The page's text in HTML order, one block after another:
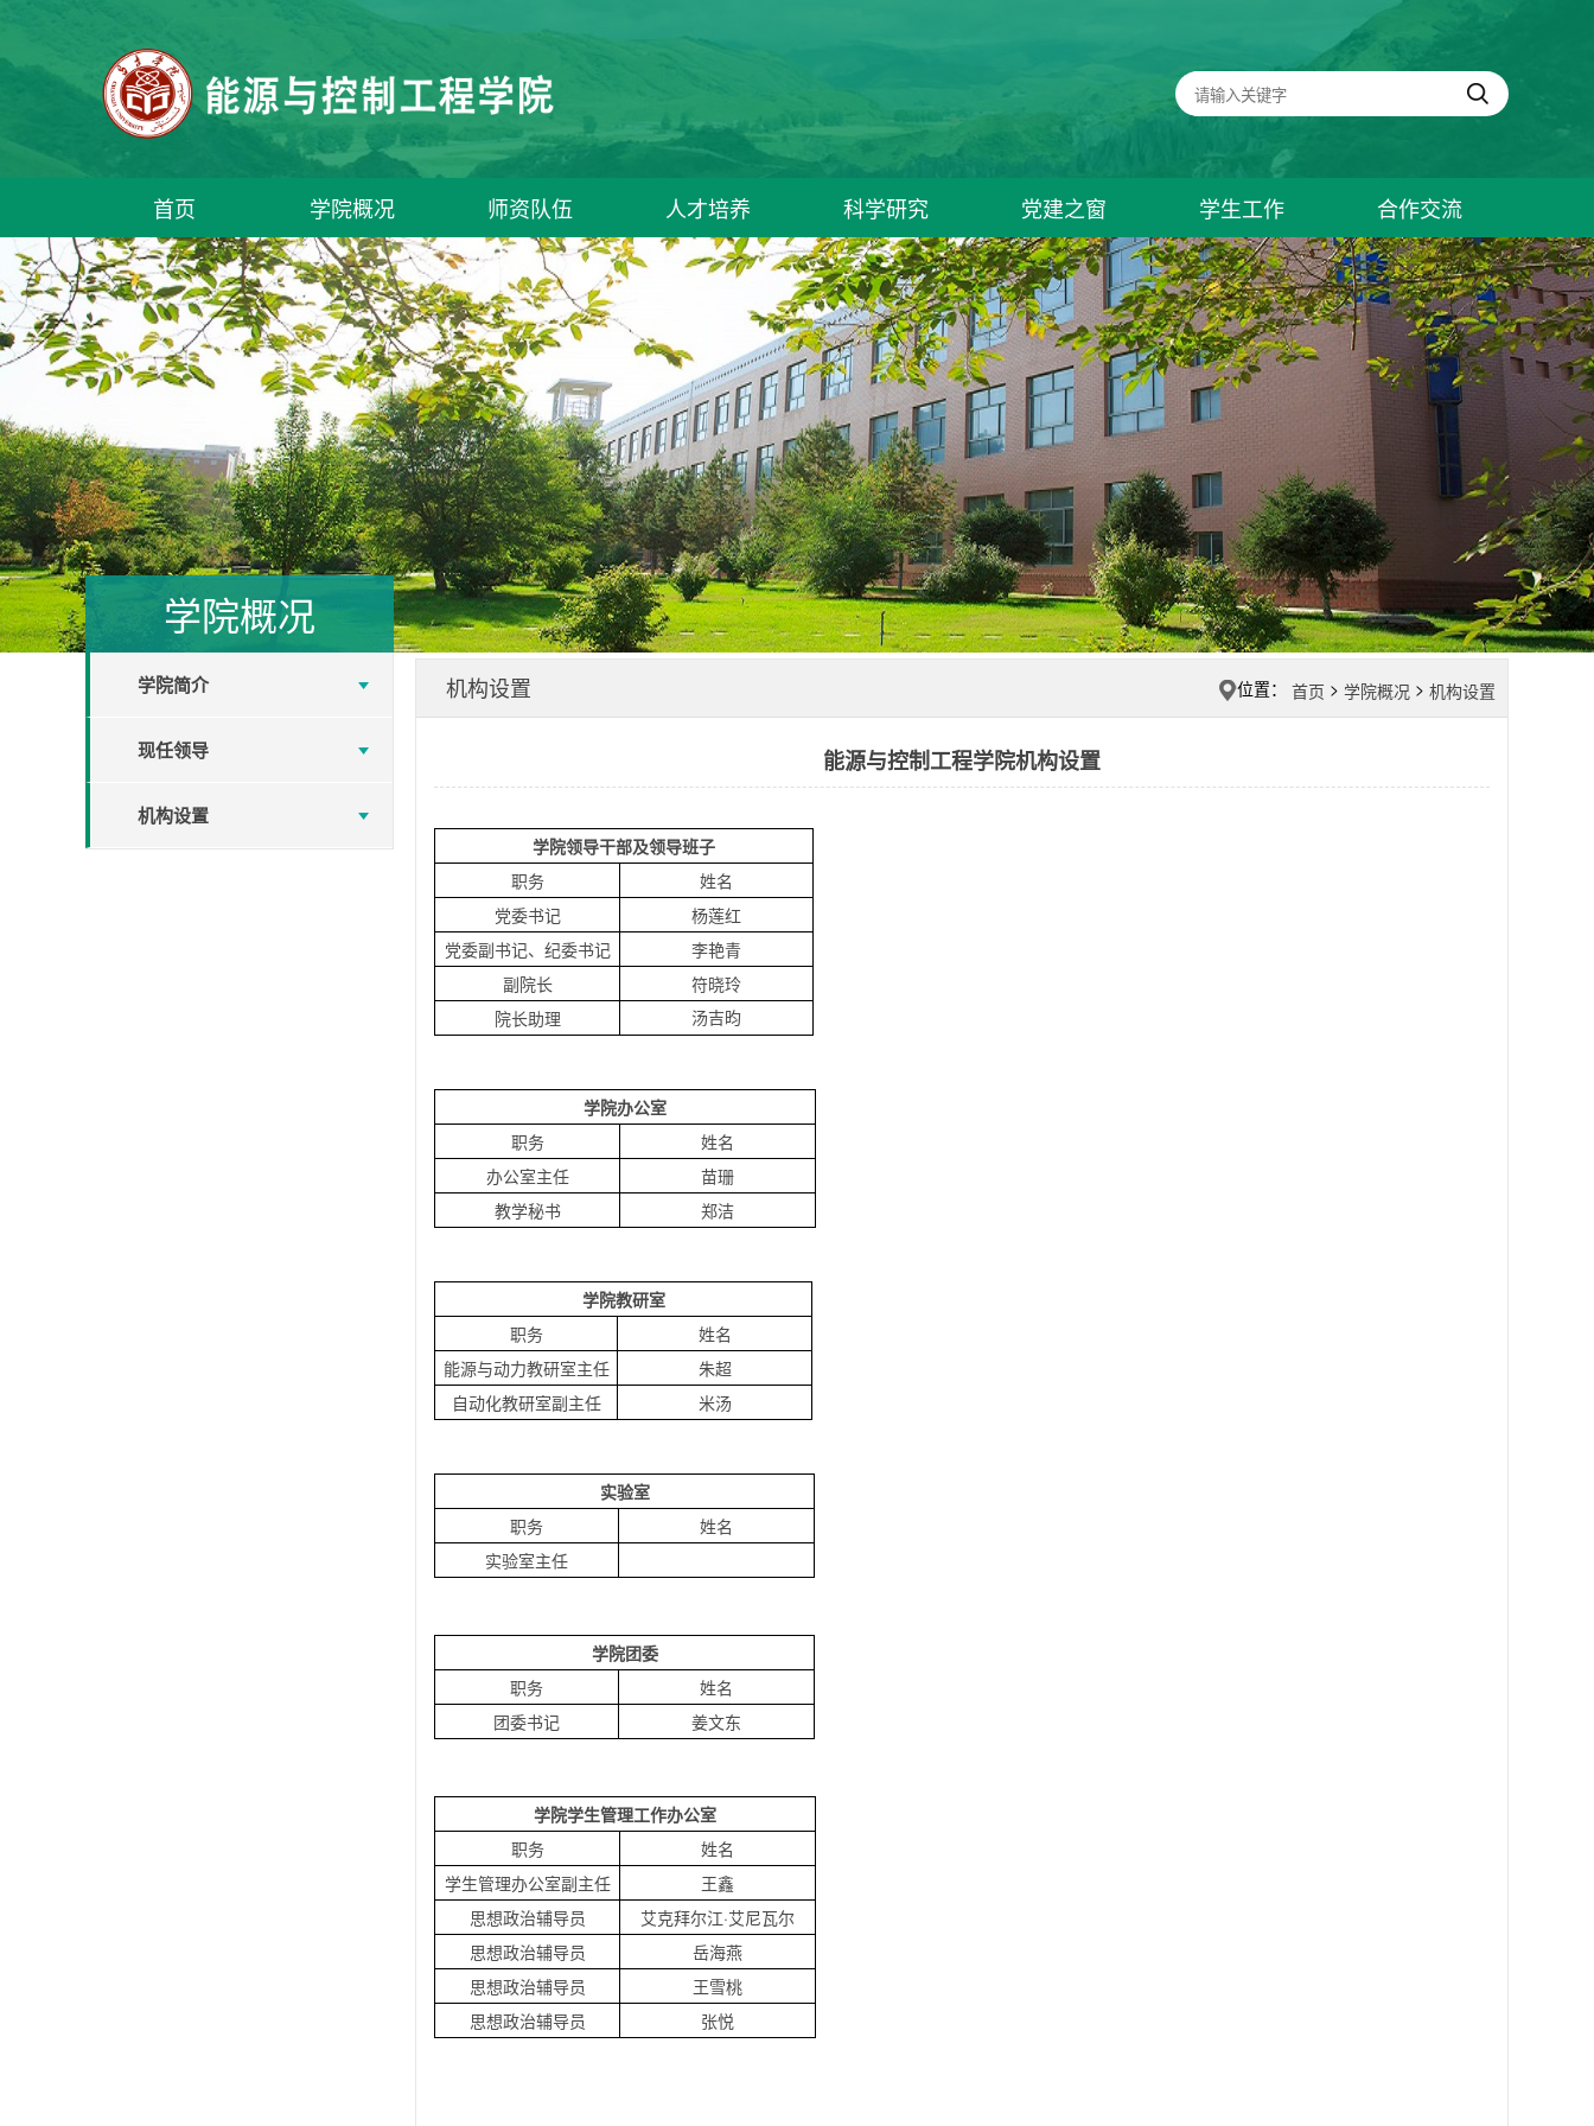
首页 学院概况 师资队伍 人才培养 科学研究 党建之窗 学生工作 合作交流
学院概况
学院简介
现任领导
机构设置
机构设置 位置： 首页 > 学院概况 > 机构设置
能源与控制工程学院机构设置
学院领导干部及领导班子
职务
姓名
党委书记
杨莲红
党委副书记、纪委书记
李艳青
副院长
符晓玲
院长助理
汤吉昀
学院办公室
职务
姓名
办公室主任
苗珊
教学秘书
郑洁
学院教研室
职务
姓名
能源与动力教研室主任
朱超
自动化教研室副主任
米汤
实验室
职务
姓名
实验室主任
学院团委
职务
姓名
团委书记
姜文东
学院学生管理工作办公室
职务
姓名
学生管理办公室副主任
王鑫
思想政治辅导员
艾克拜尔江·艾尼瓦尔
思想政治辅导员
岳海燕
思想政治辅导员
王雪桃
思想政治辅导员
张悦